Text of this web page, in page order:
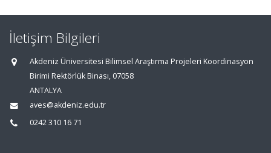
İletişim Bilgileri
Akdeniz Üniversitesi Bilimsel Araştırma Projeleri Koordinasyon
Birimi Rektörlük Binası, 07058
ANTALYA
aves@akdeniz.edu.tr
0242 310 16 71